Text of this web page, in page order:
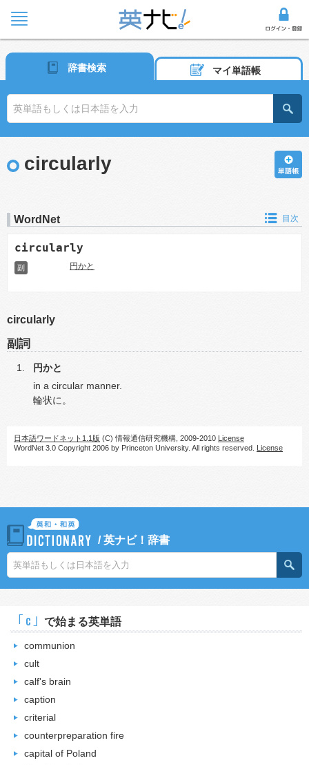
辞書検索 マイ単語帳
circularly
WordNet 目次
circularly
副 円かと
circularly
副詞
円かと
in a circular manner.
輪状に。
日本語ワードネット1.1版 (C) 情報通信研究機構, 2009-2010 License
WordNet 3.0 Copyright 2006 by Princeton University. All rights reserved. License
/英ナビ！辞書
｢c｣ で始まる英単語
communion
cult
calf's brain
caption
criterial
counterpreparation fire
capital of Poland